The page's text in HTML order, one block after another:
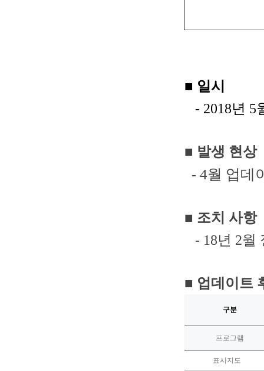
■ 일시
- 2018년 5
■ 발생 현상
- 4월 업데
■ 조치 사항
- 18년 2월
■ 업데이트
구분
프로그램
표시지도